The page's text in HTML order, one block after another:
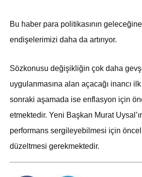
Bu haber para politikasının
endişelerimizi daha da artırıyor.
Sözkonusu değişikliğin çok daha
uygulanmasına alan açacağı inancı
sonraki aşamada ise enflasyon için
etmektedir. Yeni Başkan Murat
performans sergileyebilmesi için
düzeltmesi gerekmektedir.